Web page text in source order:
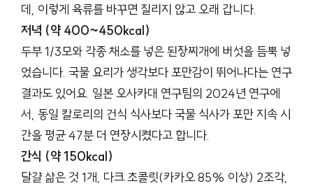
데, 이렇게 육류를 바꾸면 질리지 않고 오래 갑니다.
저녁 (약 400~450kcal)
두부 1/3모와 각종 채소를 넣은 된장찌개에 버섯을 듬뿍 넣
었습니다. 국물 요리가 생각보다 포만감이 뛰어나다는 연구
결과도 있어요. 일본 오사카대 연구팀의 2024년 연구에
서, 동일 칼로리의 건식 식사보다 국물 식사가 포만 지속 시
간을 평균 47분 더 연장시켰다고 합니다.
간식 (약 150kcal)
달걀 삶은 것 1개, 다크 초콜릿(카카오 85% 이상) 2조각,